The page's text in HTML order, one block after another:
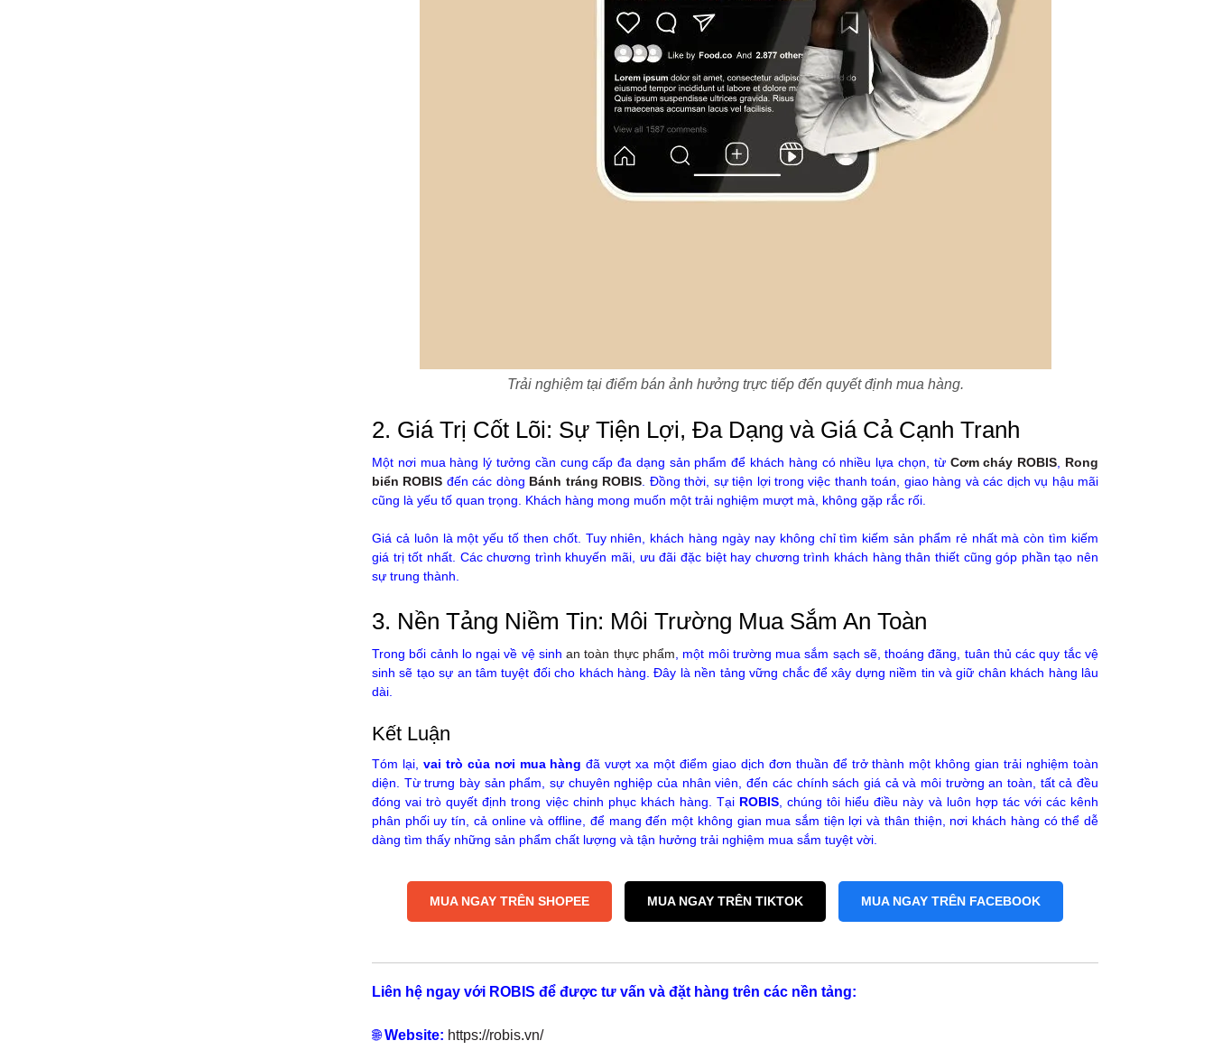
Trải nghiệm tại điểm bán ảnh hưởng trực tiếp đến quyết định mua hàng.
2. Giá Trị Cốt Lõi: Sự Tiện Lợi, Đa Dạng và Giá Cả Cạnh Tranh
Một nơi mua hàng lý tưởng cần cung cấp đa dạng sản phẩm để khách hàng có nhiều lựa chọn, từ Cơm cháy ROBIS
Rong
biển ROBIS đến các dòng Bánh tráng ROBIS . Đồng thời, sự tiện lợi trong việc thanh toán, giao hàng và các dịch vụ hậu mãi
cũng là yếu tố quan trọng. Khách hàng mong muốn một trải nghiệm mượt mà, không gặp rắc rối.
Giá cả luôn là một yếu tố then chốt. Tuy nhiên, khách hàng ngày nay không chỉ tìm kiếm sản phẩm rẻ nhất mà còn tìm kiếm
giá trị tốt nhất. Các chương trình khuyến mãi, ưu đãi đặc biệt hay chương trình khách hàng thân thiết cũng góp phần tạo nên
sự trung thành.
3. Nền Tảng Niềm Tin: Môi Trường Mua Sắm An Toàn
Trong bối cảnh lo ngại về vệ sinhan toàn thực phẩm , một môi trường mua sắm sạch sẽ, thoáng đãng, tuân thủ các quy tắc vệ
sinh sẽ tạo sự an tâm tuyệt đối cho khách hàng. Đây là nền tảng vững chắc để xây dựng niềm tin và giữ chân khách hàng lâu
dài.
Kết Luận
Tóm lại, vai trò của nơi mua hàng đã vượt xa một điểm giao dịch đơn thuần để trở thành một không gian trải nghiệm toàn
diện. Từ trưng bày sản phẩm, sự chuyên nghiệp của nhân viên, đến các chính sách giá cả và môi trường an toàn, tất cả đều
đóng vai trò quyết định trong việc chinh phục khách hàng. Tại ROBIS , chúng tôi hiểu điều này và luôn hợp tác với các kênh
phân phối uy tín, cả online và offline, để mang đến một không gian mua sắm tiện lợi và thân thiện, nơi khách hàng có thể dễ
dàng tìm thấy những sản phẩm chất lượng và tận hưởng trải nghiệm mua sắm tuyệt vời.
MUA NGAY TRÊN SHOPEE MUA NGAY TRÊN TIKTOK MUA NGAY TRÊN FACEBOOK
Liên hệ ngay với ROBIS để được tư vấn và đặt hàng trên các nền tảng:
🌐Website: https://robis.vn/